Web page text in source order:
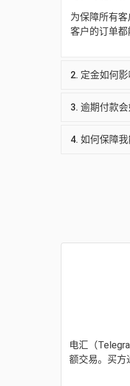
为保障所有
客户的订单都
2. 定金如何影
3. 逾期付款会
4. 如何保障我
电汇（
额交易。买方